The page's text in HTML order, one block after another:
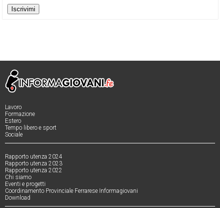
Iscrivimi
Lavoro
Formazione
Estero
Tempo libero e sport
Sociale
Rapporto utenza 2024
Rapporto utenza 2023
Rapporto utenza 2022
Chi siamo
Eventi e progetti
Coordinamento Provinciale Ferrarese Informagiovani
Download